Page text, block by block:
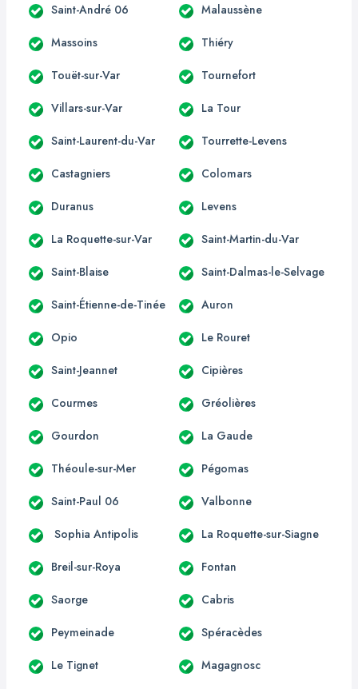
Saint-André 06 Malaussène
Massoins Thiéry
Touët-sur-Var Tournefort
Villars-sur-Var La Tour
Saint-Laurent-du-Var Tourrette-Levens
Castagniers Colomars
Duranus Levens
La Roquette-sur-Var Saint-Martin-du-Var
Saint-Blaise Saint-Dalmas-le-Selvage
Saint-Étienne-de-Tinée Auron
Opio Le Rouret
Saint-Jeannet Cipières
Courmes Gréolières
Gourdon La Gaude
Théoule-sur-Mer Pégomas
Saint-Paul 06 Valbonne
Sophia Antipolis La Roquette-sur-Siagne
Breil-sur-Roya Fontan
Saorge Cabris
Peymeinade Spéracèdes
Le Tignet Magagnosc